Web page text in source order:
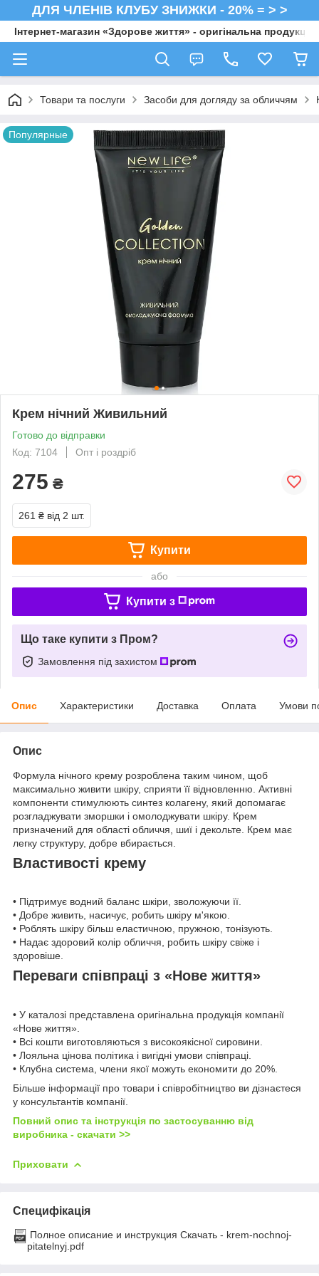
ДЛЯ ЧЛЕНІВ КЛУБУ ЗНИЖКИ - 20% = > >
Інтернет-магазин «Здорове життя» - оригінальна продукція
Товари та послуги Засоби для догляду за обличчям
Популярные
Крем нічний Живильний
Готово до відправки
Код: 7104
Опт і роздріб
275 ₴
261 ₴ від 2 шт.
Купити
або
Купити з
Що таке купити з Пром?
Замовлення під захистом
Опис Характеристики Доставка Оплата Умови
Опис
Формула нічного крему розроблена таким чином, щоб
максимально живити шкіру, сприяти її відновленню. Активні
компоненти стимулюють синтез колагену, який допомагає
розгладжувати зморшки і омолоджувати шкіру. Крем
призначений для області обличчя, шиї і декольте. Крем має
легку структуру, добре вбирається.
Властивості крему
• Підтримує водний баланс шкіри, зволожуючи її.
• Добре живить, насичує, робить шкіру м'якою.
• Роблять шкіру більш еластичною, пружною, тонізують.
• Надає здоровий колір обличчя, робить шкіру свіже і
здоровіше.
Переваги співпраці з «Нове життя»
• У каталозі представлена оригінальна продукція компанії
«Нове життя».
• Всі кошти виготовляються з високоякісної сировини.
• Лояльна цінова політика і вигідні умови співпраці.
• Клубна система, члени якої можуть економити до 20%.
Більше інформації про товари і співробітництво ви дізнаєтеся
у консультантів компанії.
Повний опис та інструкція по застосуванню від
виробника - скачати >>
Приховати
Специфікація
Полное описание и инструкция Скачать - krem-nochnoj-
pitatelnyj.pdf